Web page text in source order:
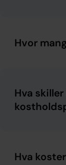
Hvor
Hva
Hva